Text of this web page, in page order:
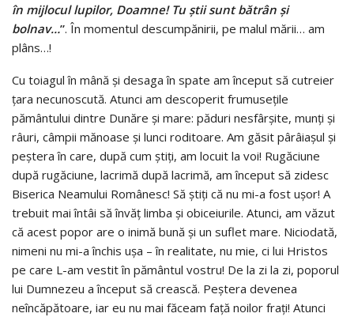
în mijlocul lupilor, Doamne! Tu știi sunt bătrân și
bolnav…”. În momentul descumpănirii, pe malul mării… am
plâns…!
Cu toiagul în mână și desaga în spate am început să cutreier
țara necunoscută. Atunci am descoperit frumusețile
pământului dintre Dunăre și mare: păduri nesfârșite, munți și
râuri, câmpii mănoase și lunci roditoare. Am găsit pârâiașul și
peștera în care, după cum știți, am locuit la voi! Rugăciune
după rugăciune, lacrimă după lacrimă, am început să zidesc
Biserica Neamului Românesc! Să știți că nu mi-a fost ușor! A
trebuit mai întâi să învăț limba și obiceiurile. Atunci, am văzut
că acest popor are o inimă bună și un suflet mare. Niciodată,
nimeni nu mi-a închis ușa – în realitate, nu mie, ci lui Hristos
pe care L-am vestit în pământul vostru! De la zi la zi, poporul
lui Dumnezeu a început să crească. Peștera devenea
neîncăpătoare, iar eu nu mai făceam față noilor frați! Atunci